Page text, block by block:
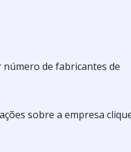
de fabricantes de
sobre a empresa